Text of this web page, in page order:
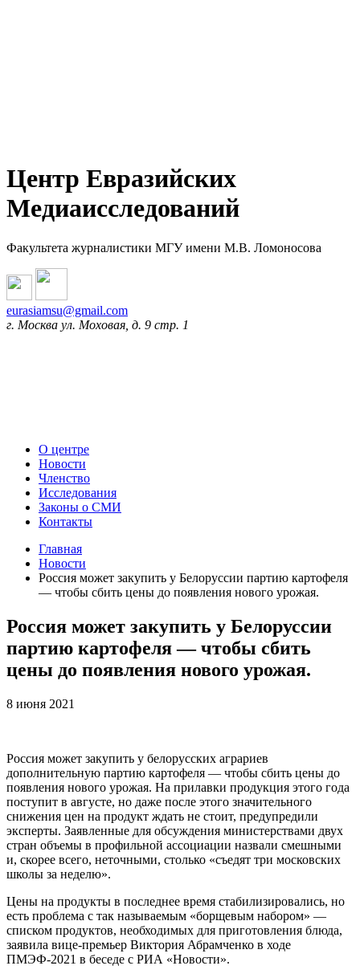
Центр Евразийских
Медиаисследований
Факультета журналистики МГУ имени М.В. Ломоносова
eurasiamsu@gmail.com
г. Москва ул. Моховая, д. 9 стр. 1
О центре
Новости
Членство
Исследования
Законы о СМИ
Контакты
Главная
Новости
Россия может закупить у Белоруссии партию картофеля
— чтобы сбить цены до появления нового урожая.
Россия может закупить у Белоруссии
партию картофеля — чтобы сбить
цены до появления нового урожая.
8 июня 2021
Россия может закупить у белорусских аграриев
дополнительную партию картофеля — чтобы сбить цены до
появления нового урожая. На прилавки продукция этого года
поступит в августе, но даже после этого значительного
снижения цен на продукт ждать не стоит, предупредили
эксперты. Заявленные для обсуждения министерствами двух
стран объемы в профильной ассоциации назвали смешными
и, скорее всего, неточными, столько «съедят три московских
школы за неделю».
Цены на продукты в последнее время стабилизировались, но
есть проблема с так называемым «борщевым набором» —
списком продуктов, необходимых для приготовления блюда,
заявила вице-премьер Виктория Абрамченко в ходе
ПМЭФ-2021 в беседе с РИА «Новости».